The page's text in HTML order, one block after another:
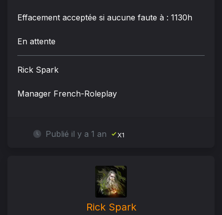
Effacement acceptée si aucune faute à : 1130h
En attente
Rick Spark
Manager French-Roleplay
Publié il y a 1 an X1
Rick Spark